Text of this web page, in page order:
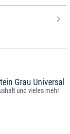
Grau Universal
und vieles mehr